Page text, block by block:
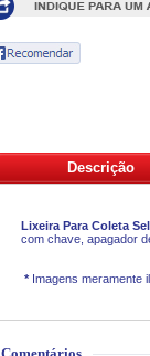
Descrição
Lixeira Para Coleta
com chave, apagador
* Imagens meramente